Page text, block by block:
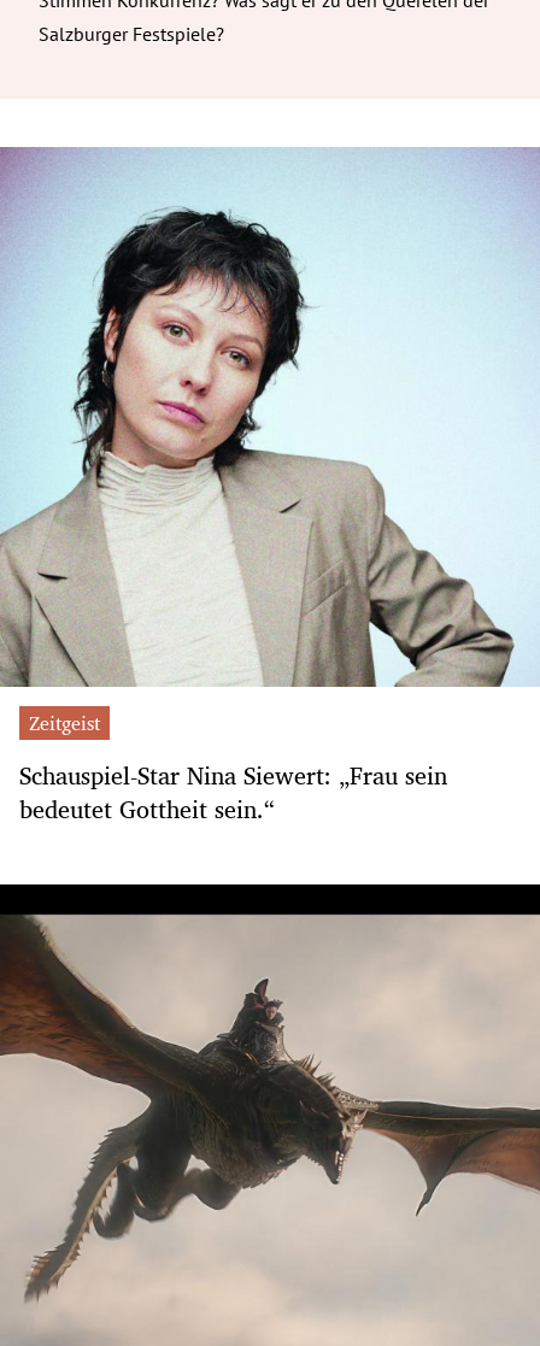
Salzburger Festspiele?
Zeitgeist
Schauspiel-Star Nina Siewert: „Frau sein
bedeutet Gottheit sein.“